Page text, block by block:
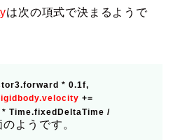
は次の項式で決まるようで
.forward * 0.1f,
.velocity +=
* Time.fixedDeltaTime /
ようです。